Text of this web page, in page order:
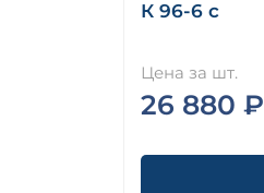
К 96-6 с
Цена за шт.
26 880 ₽